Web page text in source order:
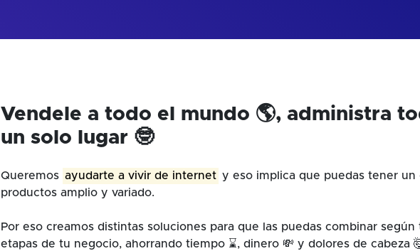
Vendele a todo el mundo 🌎, administra
un solo lugar 🤓
Queremos ayudarte a vivir de internet y eso implica que puedas tener un
productos amplio y variado.
Por eso creamos distintas soluciones para que las puedas combinar
etapas de tu negocio, ahorrando tiempo ⌛, dinero 💸 y dolores de cabeza